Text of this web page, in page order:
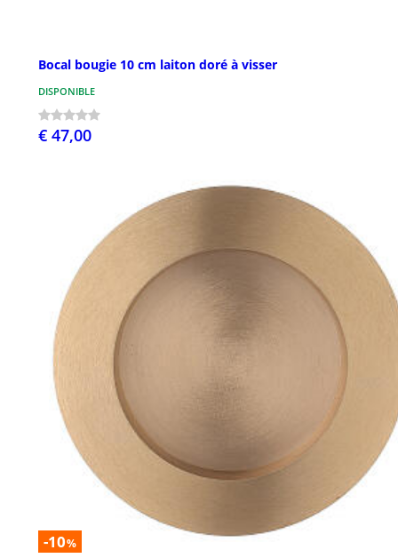
Bocal bougie 10 cm laiton doré à visser
DISPONIBLE
€ 47,00
-10%